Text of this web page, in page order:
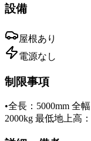
設備
屋根あり
電源なし
制限事項
•全長：5000mm 全
2000kg 最低地上高